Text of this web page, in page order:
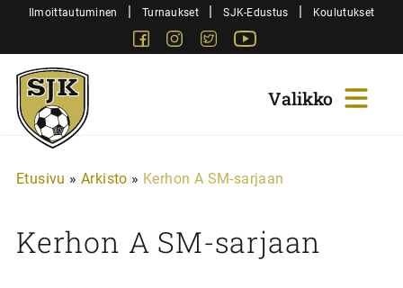
SiirryIlmoittautuminen | Turnaukset | SJK-Edustus | Koulutukset
FacebookInstagram
Twitter
Sjk-
Juniorit
Etusivu » Arkisto » Kerhon A SM-sarjaan
Kerhon A SM-sarjaan